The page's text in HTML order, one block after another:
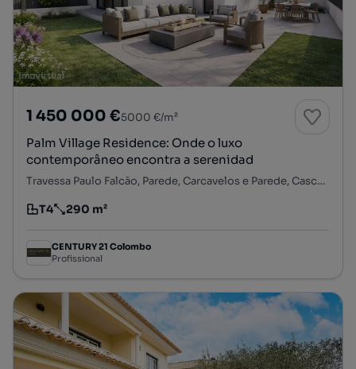
1 450 000 €5000 €/m²
Palm Village Residence: Onde o luxo
contemporâneo encontra a serenidad
Travessa Paulo Falcão, Parede, Carcavelos e Parede, Cascais, Lisboa
Tipologia
T4
Preço por metro quadrado
290 m²
CENTURY 21 Colombo
Profissional